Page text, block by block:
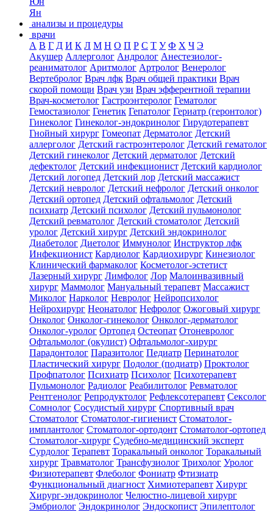
Ян
анализы и процедуры
врачи
А В Г Д И К Л М Н О П Р С Т У Ф Х Ч Э
Акушер Аллерголог Андролог Анестезиолог-
реаниматолог Аритмолог Артролог Венеролог
Вертебролог Врач лфк Врач общей практики Врач
скорой помощи Врач узи Врач эфферентной терапии
Врач-косметолог Гастроэнтеролог Гематолог
Гемостазиолог Генетик Гепатолог Гериатр (геронтолог)
Гинеколог Гинеколог-эндокринолог Гирудотерапевт
Гнойный хирург Гомеопат Дерматолог Детский
аллерголог Детский гастроэнтеролог Детский гематолог
Детский гинеколог Детский дерматолог Детский
дефектолог Детский инфекционист Детский кардиолог
Детский логопед Детский лор Детский массажист
Детский невролог Детский нефролог Детский онколог
Детский ортопед Детский офтальмолог Детский
психиатр Детский психолог Детский пульмонолог
Детский ревматолог Детский стоматолог Детский
уролог Детский хирург Детский эндокринолог
Диабетолог Диетолог Иммунолог Инструктор лфк
Инфекционист Кардиолог Кардиохирург Кинезиолог
Клинический фармаколог Косметолог-эстетист
Лазерный хирург Лимфолог Лор Малоинвазивный
хирург Маммолог Мануальный терапевт Массажист
Миколог Нарколог Невролог Нейропсихолог
Нейрохирург Неонатолог Нефролог Ожоговый хирург
Онколог Онколог-гинеколог Онколог-дерматолог
Онколог-уролог Ортопед Остеопат Отоневролог
Офтальмолог (окулист) Офтальмолог-хирург
Парадонтолог Паразитолог Педиатр Перинатолог
Пластический хирург Подолог (подиатр) Проктолог
Профпатолог Психиатр Психолог Психотерапевт
Пульмонолог Радиолог Реабилитолог Ревматолог
Рентгенолог Репродуктолог Рефлексотерапевт Сексолог
Сомнолог Сосудистый хирург Спортивный врач
Стоматолог Стоматолог-гигиенист Стоматолог-
имплантолог Стоматолог-ортодонт Стоматолог-ортопед
Стоматолог-хирург Судебно-медицинский эксперт
Сурдолог Терапевт Торакальный онколог Торакальный
хирург Травматолог Трансфузиолог Трихолог Уролог
Физиотерапевт Флеболог Фониатр Фтизиатр
Функциональный диагност Химиотерапевт Хирург
Хирург-эндокринолог Челюстно-лицевой хирург
Эмбриолог Эндокринолог Эндоскопист Эпилептолог